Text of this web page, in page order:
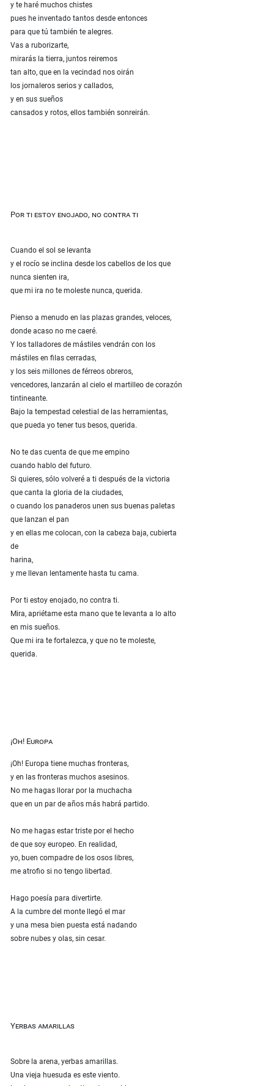
y te haré muchos chistes
pues he inventado tantos desde entonces
para que tú también te alegres.
Vas a ruborizarte,
mirarás la tierra, juntos reiremos
tan alto, que en la vecindad nos oirán
los jornaleros serios y callados,
y en sus sueños
cansados y rotos, ellos también sonreirán.
Por ti estoy enojado, no contra ti
Cuando el sol se levanta
y el rocío se inclina desde los cabellos de los que
nunca sienten ira,
que mi ira no te moleste nunca, querida.
Pienso a menudo en las plazas grandes, veloces,
donde acaso no me caeré.
Y los talladores de mástiles vendrán con los
mástiles en filas cerradas,
y los seis millones de férreos obreros,
vencedores, lanzarán al cielo el martilleo de corazón
tintineante.
Bajo la tempestad celestial de las herramientas,
que pueda yo tener tus besos, querida.
No te das cuenta de que me empino
cuando hablo del futuro.
Si quieres, sólo volveré a ti después de la victoria
que canta la gloria de la ciudades,
o cuando los panaderos unen sus buenas paletas
que lanzan el pan
y en ellas me colocan, con la cabeza baja, cubierta
de
harina,
y me llevan lentamente hasta tu cama.
Por ti estoy enojado, no contra ti.
Mira, apriétame esta mano que te levanta a lo alto
en mis sueños.
Que mi ira te fortalezca, y que no te moleste,
querida.
¡Oh! Europa
¡Oh! Europa tiene muchas fronteras,
y en las fronteras muchos asesinos.
No me hagas llorar por la muchacha
que en un par de años más habrá partido.
No me hagas estar triste por el hecho
de que soy europeo. En realidad,
yo, buen compadre de los osos libres,
me atrofio si no tengo libertad.
Hago poesía para divertirte.
A la cumbre del monte llegó el mar
y una mesa bien puesta está nadando
sobre nubes y olas, sin cesar.
Yerbas amarillas
Sobre la arena, yerbas amarillas.
Una vieja huesuda es este viento.